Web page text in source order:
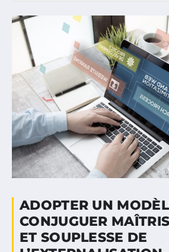
ADOPTER UN
CONJUGUER
ET SOUPLESSE DE